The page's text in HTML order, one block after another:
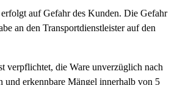
auf Gefahr des Kunden. Die Gefahr
an den Transportdienstleister auf den
verpflichtet, die Ware unverzüglich nach
und erkennbare Mängel innerhalb von 5